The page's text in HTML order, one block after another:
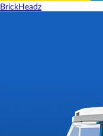
BrickHeadz